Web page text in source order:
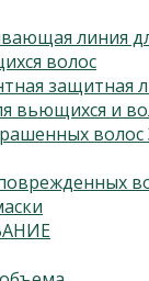
линия
волос
защитная
вьющихся и